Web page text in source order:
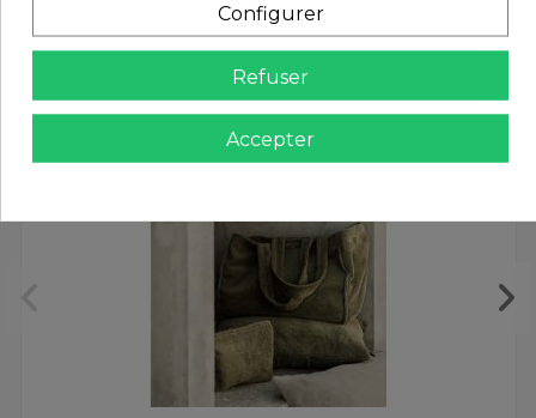
Configurer
Refuser
Accepter